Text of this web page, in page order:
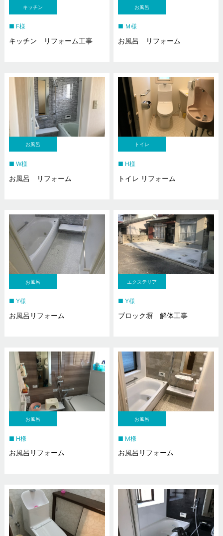
キッチン
F様
キッチン リフォーム工事
お風呂
Ｍ様
お風呂 リフォーム
お風呂
W様
お風呂 リフォーム
トイレ
H様
トイレ リフォーム
お風呂
Y様
お風呂リフォーム
エクステリア
Y様
ブロック塀 解体工事
お風呂
H様
お風呂リフォーム
お風呂
M様
お風呂リフォーム